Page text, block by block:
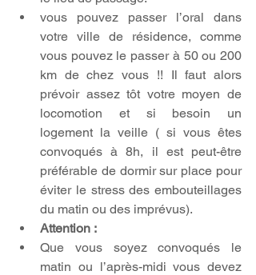
vous pouvez passer l’oral dans
votre ville de résidence, comme
vous pouvez le passer à 50 ou 200
km de chez vous !! Il faut alors
prévoir assez tôt votre moyen de
locomotion et si besoin un
logement la veille ( si vous êtes
convoqués à 8h, il est peut-être
préférable de dormir sur place pour
éviter le stress des embouteillages
du matin ou des imprévus).
Attention :
Que vous soyez convoqués le
matin ou l’après-midi vous devez